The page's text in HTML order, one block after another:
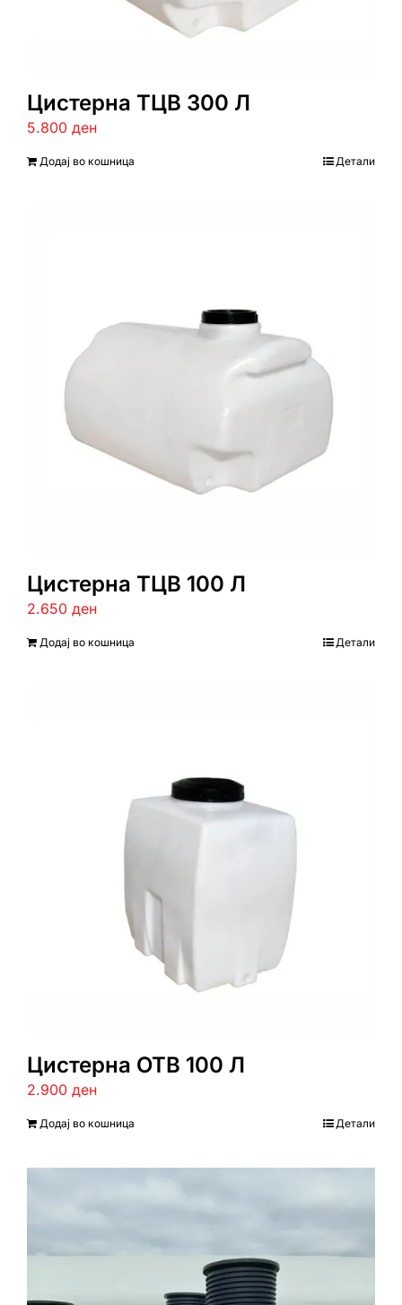
Цистерна ТЦВ 300 Л
5.800 ден
Додај во кошница Детали
Цистерна ТЦВ 100 Л
2.650 ден
Додај во кошница Детали
Цистерна ОТВ 100 Л
2.900 ден
Додај во кошница Детали